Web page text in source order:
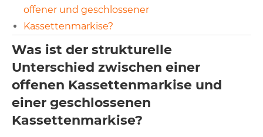
offener und geschlossener
Kassettenmarkise?
Was ist der strukturelle
Unterschied zwischen einer
offenen Kassettenmarkise und
einer geschlossenen
Kassettenmarkise?